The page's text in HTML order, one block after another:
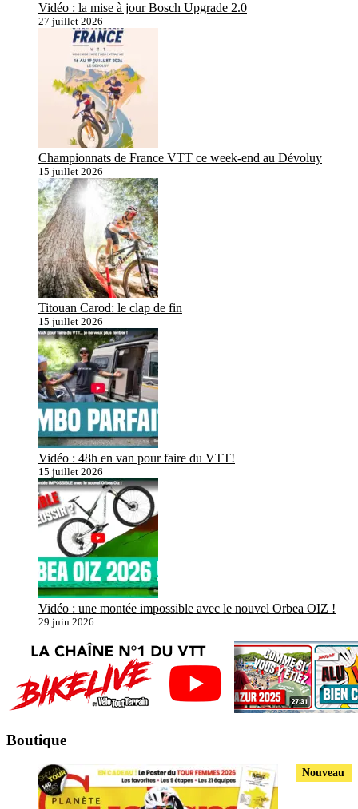
Vidéo : la mise à jour Bosch Upgrade 2.0
27 juillet 2026
Championnats de France VTT ce week-end au Dévoluy
15 juillet 2026
Titouan Carod: le clap de fin
15 juillet 2026
Vidéo : 48h en van pour faire du VTT!
15 juillet 2026
Vidéo : une montée impossible avec le nouvel Orbea OIZ !
29 juin 2026
Boutique
Nouveau